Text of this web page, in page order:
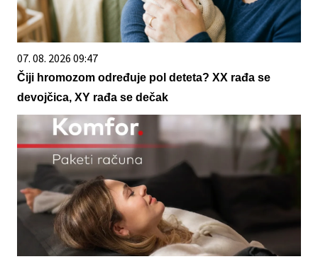
07. 08. 2026 09:47
Čiji hromozom određuje pol deteta? XX rađa se
devojčica, XY rađa se dečak